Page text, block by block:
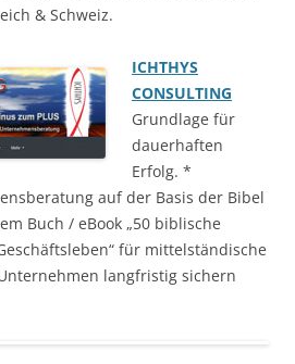
& Schweiz.
ICHTHYS
CONSULTING
Grundlage für
dauerhaften
Erfolg. *
auf der Basis der Bibel
Buch / eBook „50 biblische
für mittelständische
langfristig sichern